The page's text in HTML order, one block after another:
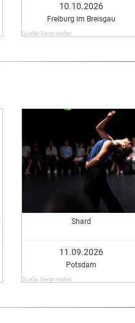
10.10.2026
Freiburg im Breisgau
Quelle: Veranstalter
Shard
11.09.2026
Potsdam
Quelle: Veranstalter